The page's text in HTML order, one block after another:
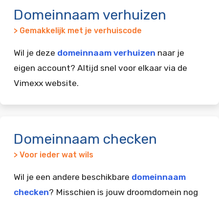
Domeinnaam verhuizen
> Gemakkelijk met je verhuiscode
Wil je deze domeinnaam verhuizen naar je
eigen account? Altijd snel voor elkaar via de
Vimexx website.
Domeinnaam checken
> Voor ieder wat wils
Wil je een andere beschikbare domeinnaam
checken? Misschien is jouw droomdomein nog